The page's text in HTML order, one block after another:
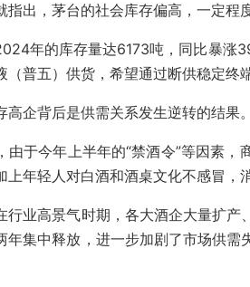
指出，茅台的社会库存偏高，一定程
年的库存量达6173吨，同比暴涨
（普五）供货，希望通过断供稳定终端
高企背后是供需关系发生逆转的结果。
由于今年上半年的“禁酒令”等因素
上年轻人对白酒和酒桌文化不感冒，
行业高景气时期，各大酒企大量扩产
年集中释放，进一步加剧了市场供